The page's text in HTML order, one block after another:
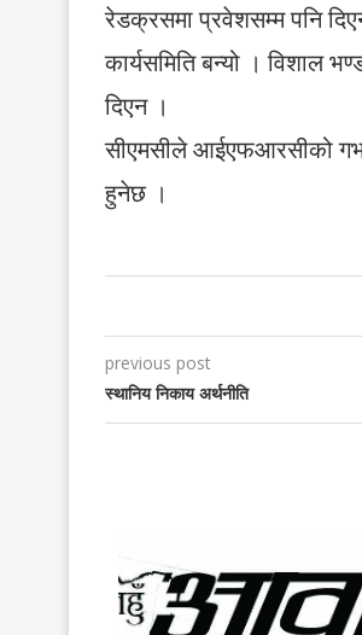
रेडक्रसमा प्रवेशसम्म पनि
कार्यसमिति बन्यो । विशाल
दिएन ।
सीएमसीले आईएफआरसीको
हुनेछ ।
previous post
स्थानिय निकाय अर्थनीति